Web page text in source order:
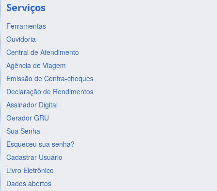
Serviços
Ferramentas
Ouvidoria
Central de Atendimento
Agência de Viagem
Emissão de Contra-cheques
Declaração de Rendimentos
Assinador Digital
Gerador GRU
Sua Senha
Esqueceu sua senha?
Cadastrar Usuário
Livro Eletrônico
Dados abertos